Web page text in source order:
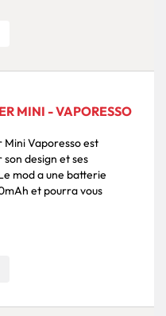
MINI - VAPORESSO
design et ses